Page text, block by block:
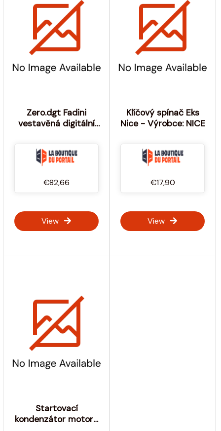
Zero.dgt Fadini
vestavěná digitální
MECCANICA FADINI
€82,66
View
Klíčový spínač Eks
Nice - Výrobce: NICE
€17,90
View
Startovací
kondenzátor motoru